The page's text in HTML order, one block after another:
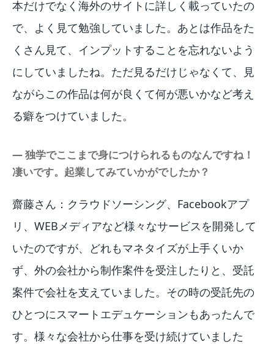
本だけでなく海外のサイトに詳しく載っていたの
で、よく見て勉強していました。あとは作品をた
くさん見て、インプットすることを忘れないよう
にしていましたね。ただ見るだけじゃなくて、見
ながらこの作品は何が良くて何が悪いかなど考え
る癖をつけていました。
― 独学でここまで身につけられるものなんですね！
凄いです。起業してみていかがでしたか？
齋藤さん：クラウドソーシング、Facebookアプ
リ、WEBメディアなど様々なサービスを開発して
いたのですが、どれもマネタイズが上手くいか
ず、外の会社から制作案件を受注したりと、受託
案件で会社を支えていました。その時の受託先の
ひとつにスマートエデュケーションもあったんで
す。様々な会社から仕事を受け続けていました